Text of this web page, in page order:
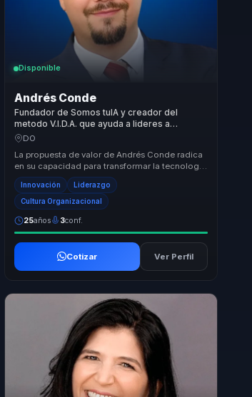
Disponible
Andrés Conde
Fundador de Somos tuIA y creador del
metodo V.I.D.A. que ayuda a lideres a
convertir IA generativa en innovacion, criterio
DO
La propuesta de valor de Andrés Conde radica
en su capacidad para transformar la tecnología
en un aliado estratégico para el crecimiento ...
Innovación Liderazgo
Cultura Organizacional
25años 3conf.
Cotizar Ver Perfil